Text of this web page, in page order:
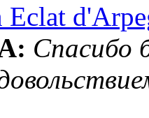
Спасибо